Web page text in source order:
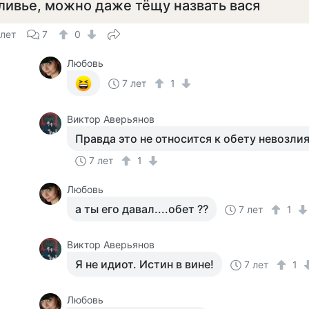
можно даже тёщу назвать вася
7 0
Любовь
7 лет
1
Виктор Аверьянов
Правда это не относится к обету
7 лет 1
Любовь
а ты его давал....обет ?? 7 лет 1
Виктор Аверьянов
Я не идиот. Истин в вине! 7 лет 1
Любовь